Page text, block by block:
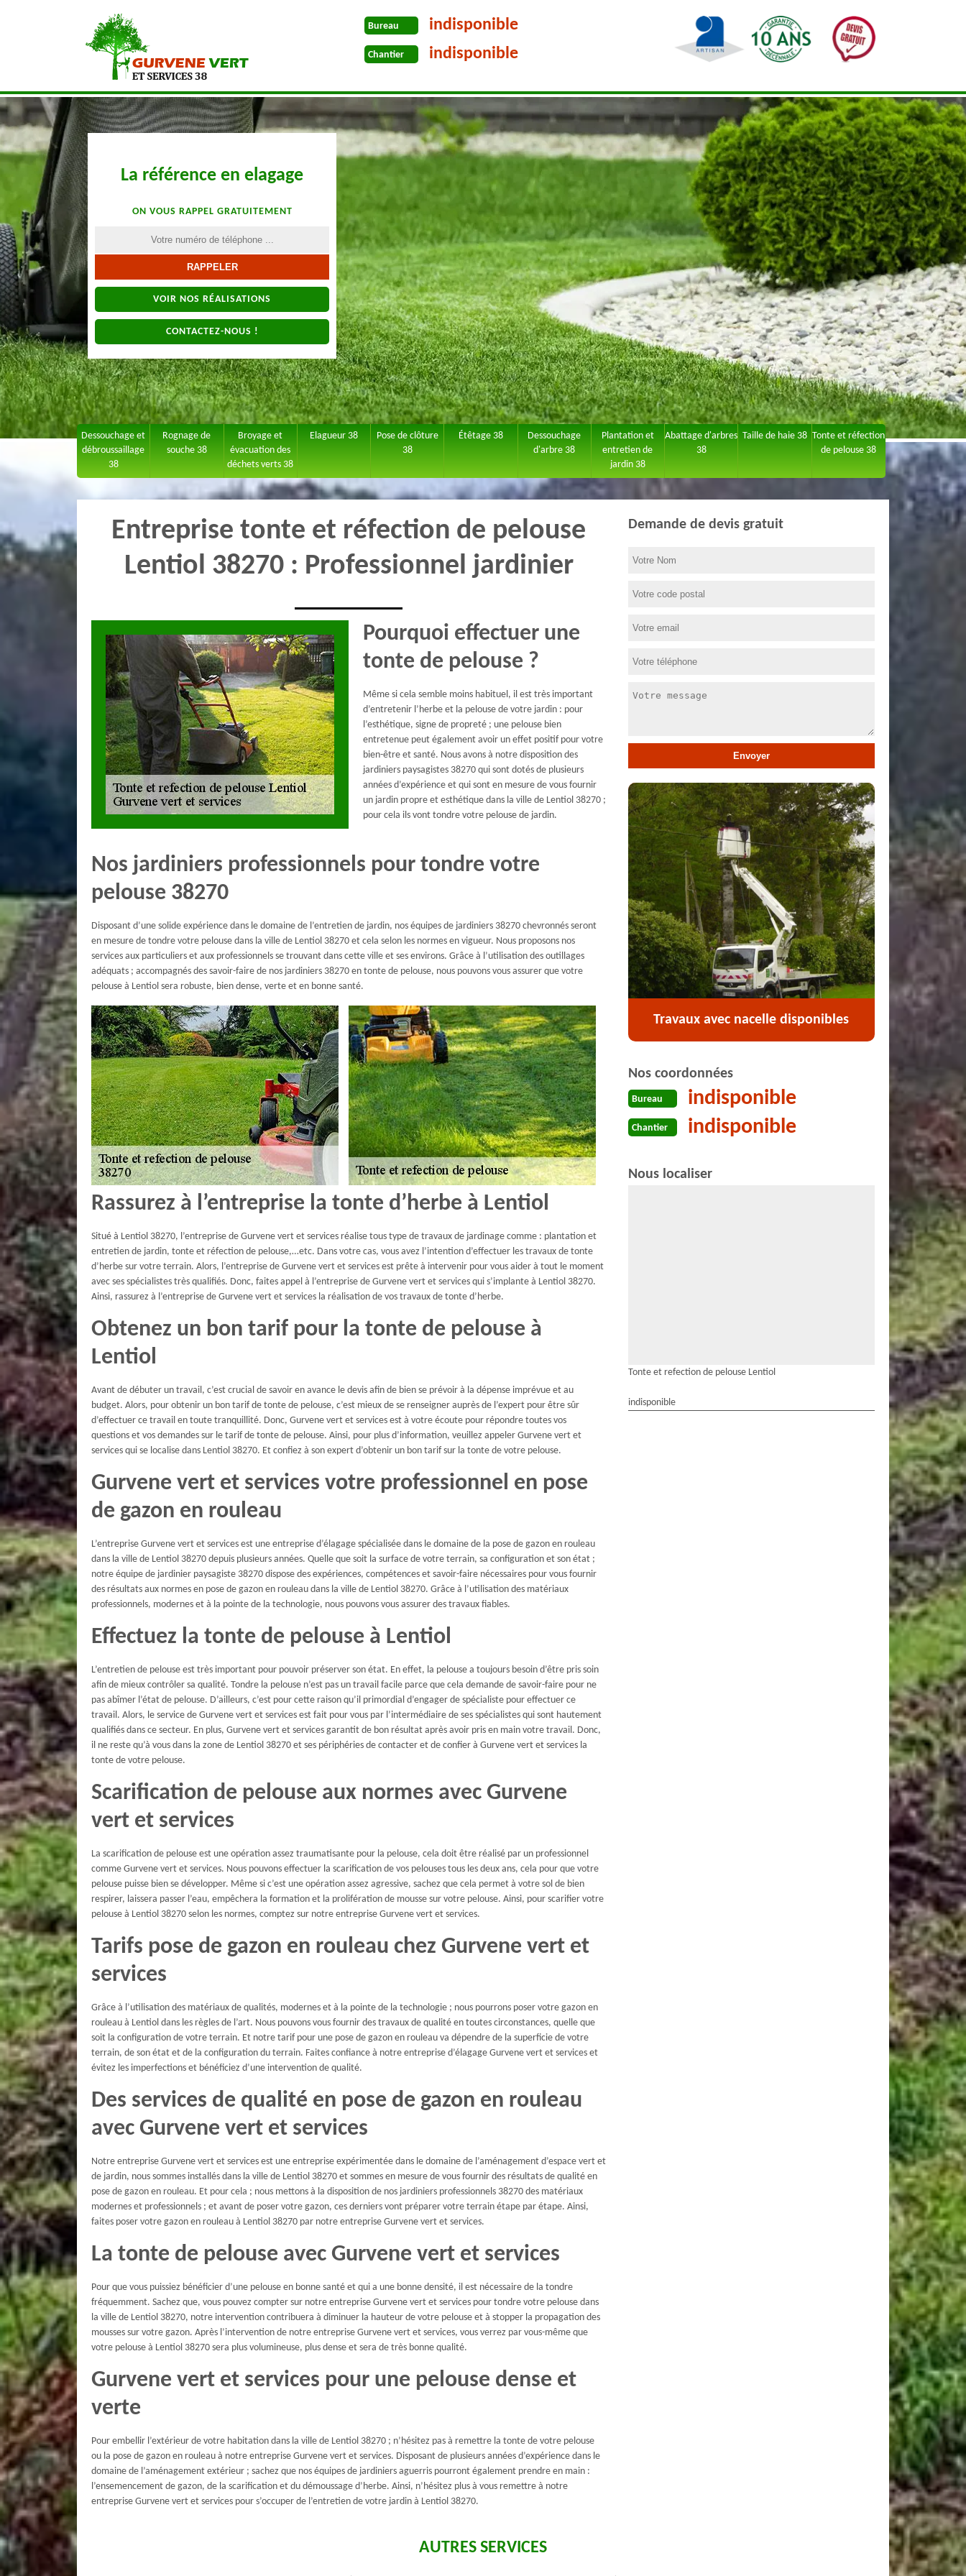
Bureau indisponible
Chantier indisponible
La référence en elagage
ON VOUS RAPPEL GRATUITEMENT
VOIR NOS RÉALISATIONS
CONTACTEZ-NOUS !
Dessouchage et
débroussaillage
38
Rognage de
souche 38
Broyage et
évacuation des
déchets verts 38
Elagueur 38
Pose de clôture
38
Étêtage 38
Dessouchage
d'arbre 38
Plantation et
entretien de
jardin 38
Abattage d'arbres
38
Taille de haie 38 Tonte et réfection
de pelouse 38
Entreprise tonte et réfection de pelouse
Lentiol 38270 : Professionnel jardinier
Pourquoi effectuer une
tonte de pelouse ?
Même si cela semble moins habituel, il est très important
d’entretenir l’herbe et la pelouse de votre jardin : pour
l’esthétique, signe de propreté ; une pelouse bien
entretenue peut également avoir un effet positif pour votre
bien-être et santé. Nous avons à notre disposition des
jardiniers paysagistes 38270 qui sont dotés de plusieurs
années d’expérience et qui sont en mesure de vous fournir
un jardin propre et esthétique dans la ville de Lentiol 38270 ;
pour cela ils vont tondre votre pelouse de jardin.
Nos jardiniers professionnels pour tondre votre
pelouse 38270
Disposant d’une solide expérience dans le domaine de l’entretien de jardin, nos équipes de jardiniers 38270 chevronnés seront
en mesure de tondre votre pelouse dans la ville de Lentiol 38270 et cela selon les normes en vigueur. Nous proposons nos
services aux particuliers et aux professionnels se trouvant dans cette ville et ses environs. Grâce à l’utilisation des outillages
adéquats ; accompagnés des savoir-faire de nos jardiniers 38270 en tonte de pelouse, nous pouvons vous assurer que votre
pelouse à Lentiol sera robuste, bien dense, verte et en bonne santé.
Rassurez à l’entreprise la tonte d’herbe à Lentiol
Situé à Lentiol 38270, l’entreprise de Gurvene vert et services réalise tous type de travaux de jardinage comme : plantation et
entretien de jardin, tonte et réfection de pelouse,…etc. Dans votre cas, vous avez l’intention d’effectuer les travaux de tonte
d’herbe sur votre terrain. Alors, l’entreprise de Gurvene vert et services est prête à intervenir pour vous aider à tout le moment
avec ses spécialistes très qualifiés. Donc, faites appel à l’entreprise de Gurvene vert et services qui s’implante à Lentiol 38270.
Ainsi, rassurez à l’entreprise de Gurvene vert et services la réalisation de vos travaux de tonte d’herbe.
Obtenez un bon tarif pour la tonte de pelouse à
Lentiol
Avant de débuter un travail, c’est crucial de savoir en avance le devis afin de bien se prévoir à la dépense imprévue et au
budget. Alors, pour obtenir un bon tarif de tonte de pelouse, c’est mieux de se renseigner auprès de l’expert pour être sûr
d’effectuer ce travail en toute tranquillité. Donc, Gurvene vert et services est à votre écoute pour répondre toutes vos
questions et vos demandes sur le tarif de tonte de pelouse. Ainsi, pour plus d’information, veuillez appeler Gurvene vert et
services qui se localise dans Lentiol 38270. Et confiez à son expert d’obtenir un bon tarif sur la tonte de votre pelouse.
Gurvene vert et services votre professionnel en pose
de gazon en rouleau
L’entreprise Gurvene vert et services est une entreprise d’élagage spécialisée dans le domaine de la pose de gazon en rouleau
dans la ville de Lentiol 38270 depuis plusieurs années. Quelle que soit la surface de votre terrain, sa configuration et son état ;
notre équipe de jardinier paysagiste 38270 dispose des expériences, compétences et savoir-faire nécessaires pour vous fournir
des résultats aux normes en pose de gazon en rouleau dans la ville de Lentiol 38270. Grâce à l’utilisation des matériaux
professionnels, modernes et à la pointe de la technologie, nous pouvons vous assurer des travaux fiables.
Effectuez la tonte de pelouse à Lentiol
L’entretien de pelouse est très important pour pouvoir préserver son état. En effet, la pelouse a toujours besoin d’être pris soin
afin de mieux contrôler sa qualité. Tondre la pelouse n’est pas un travail facile parce que cela demande de savoir-faire pour ne
pas abîmer l’état de pelouse. D’ailleurs, c’est pour cette raison qu’il primordial d’engager de spécialiste pour effectuer ce
travail. Alors, le service de Gurvene vert et services est fait pour vous par l’intermédiaire de ses spécialistes qui sont hautement
qualifiés dans ce secteur. En plus, Gurvene vert et services garantit de bon résultat après avoir pris en main votre travail. Donc,
il ne reste qu’à vous dans la zone de Lentiol 38270 et ses périphéries de contacter et de confier à Gurvene vert et services la
tonte de votre pelouse.
Scarification de pelouse aux normes avec Gurvene
vert et services
La scarification de pelouse est une opération assez traumatisante pour la pelouse, cela doit être réalisé par un professionnel
comme Gurvene vert et services. Nous pouvons effectuer la scarification de vos pelouses tous les deux ans, cela pour que votre
pelouse puisse bien se développer. Même si c’est une opération assez agressive, sachez que cela permet à votre sol de bien
respirer, laissera passer l’eau, empêchera la formation et la prolifération de mousse sur votre pelouse. Ainsi, pour scarifier votre
pelouse à Lentiol 38270 selon les normes, comptez sur notre entreprise Gurvene vert et services.
Tarifs pose de gazon en rouleau chez Gurvene vert et
services
Grâce à l’utilisation des matériaux de qualités, modernes et à la pointe de la technologie ; nous pourrons poser votre gazon en
rouleau à Lentiol dans les règles de l’art. Nous pouvons vous fournir des travaux de qualité en toutes circonstances, quelle que
soit la configuration de votre terrain. Et notre tarif pour une pose de gazon en rouleau va dépendre de la superficie de votre
terrain, de son état et de la configuration du terrain. Faites confiance à notre entreprise d’élagage Gurvene vert et services et
évitez les imperfections et bénéficiez d’une intervention de qualité.
Des services de qualité en pose de gazon en rouleau
avec Gurvene vert et services
Notre entreprise Gurvene vert et services est une entreprise expérimentée dans le domaine de l’aménagement d’espace vert et
de jardin, nous sommes installés dans la ville de Lentiol 38270 et sommes en mesure de vous fournir des résultats de qualité en
pose de gazon en rouleau. Et pour cela ; nous mettons à la disposition de nos jardiniers professionnels 38270 des matériaux
modernes et professionnels ; et avant de poser votre gazon, ces derniers vont préparer votre terrain étape par étape. Ainsi,
faites poser votre gazon en rouleau à Lentiol 38270 par notre entreprise Gurvene vert et services.
La tonte de pelouse avec Gurvene vert et services
Pour que vous puissiez bénéficier d’une pelouse en bonne santé et qui a une bonne densité, il est nécessaire de la tondre
fréquemment. Sachez que, vous pouvez compter sur notre entreprise Gurvene vert et services pour tondre votre pelouse dans
la ville de Lentiol 38270, notre intervention contribuera à diminuer la hauteur de votre pelouse et à stopper la propagation des
mousses sur votre gazon. Après l’intervention de notre entreprise Gurvene vert et services, vous verrez par vous-même que
votre pelouse à Lentiol 38270 sera plus volumineuse, plus dense et sera de très bonne qualité.
Gurvene vert et services pour une pelouse dense et
verte
Pour embellir l’extérieur de votre habitation dans la ville de Lentiol 38270 ; n’hésitez pas à remettre la tonte de votre pelouse
ou la pose de gazon en rouleau à notre entreprise Gurvene vert et services. Disposant de plusieurs années d’expérience dans le
domaine de l’aménagement extérieur ; sachez que nos équipes de jardiniers aguerris pourront également prendre en main :
l’ensemencement de gazon, de la scarification et du démoussage d’herbe. Ainsi, n’hésitez plus à vous remettre à notre
entreprise Gurvene vert et services pour s’occuper de l’entretien de votre jardin à Lentiol 38270.
Demande de devis gratuit
Travaux avec nacelle disponibles
Nos coordonnées
Bureau indisponible
Chantier indisponible
Nous localiser
Tonte et refection de pelouse Lentiol
indisponible
AUTRES SERVICES